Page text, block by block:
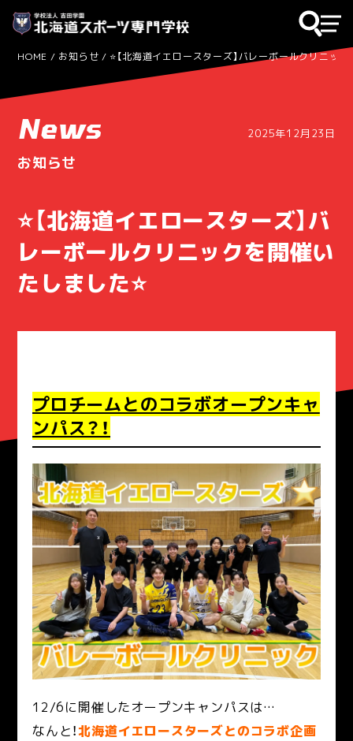
HOME お知らせ ⭐【北海道イエロースターズ】バレーボールクリニッ
News
お知らせ
2025年12月23日
⭐【北海道イエロースターズ】バ
レーボールクリニックを開催い
たしました⭐
プロチームとのコラボオープンキャ
ンパス？！
12/6に開催したオープンキャンパスは…
なんと！北海道イエロースターズとのコラボ企画